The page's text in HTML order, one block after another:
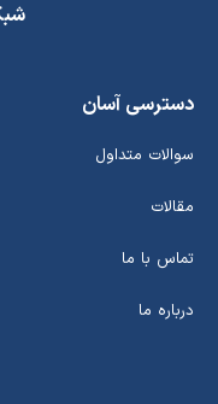
دسترسی آسان
سوالات متداول
مقالات
تماس با ما
درباره ما